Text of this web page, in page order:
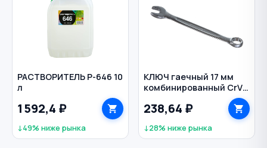
РАСТВОРИТЕЛЬ Р-646 10
л
1 592,4 ₽
↓49% ниже рынка
КЛЮЧ гаечный 17 мм
комбинированный CrV
238,64 ₽
↓28% ниже рынка